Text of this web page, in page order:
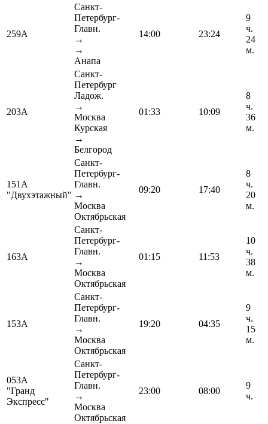
259А
Санкт-
Петербург-
Главн.
→
→
Анапа
14:00 23:24
9
ч.
24
м.
203А
Санкт-
Петербург
Ладож.
→
Москва
Курская
→
Белгород
01:33 10:09
8
ч.
36
м.
151А
"Двухэтажный"
Санкт-
Петербург-
Главн.
→
Москва
Октябрьская
09:20 17:40
8
ч.
20
м.
163А
Санкт-
Петербург-
Главн.
→
Москва
Октябрьская
01:15 11:53
10
ч.
38
м.
153А
Санкт-
Петербург-
Главн.
→
Москва
Октябрьская
19:20 04:35
9
ч.
15
м.
053А
"Гранд
Экспресс"
Санкт-
Петербург-
Главн.
→
Москва
Октябрьская
23:00 08:00
9
ч.